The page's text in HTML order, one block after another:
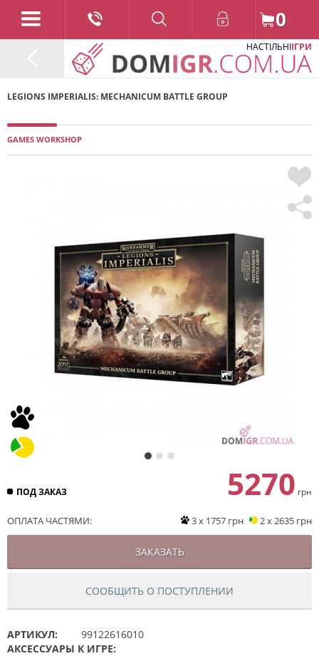
0
НАСТІЛЬНІІГРИ
LEGIONS IMPERIALIS: MECHANICUM BATTLE GROUP
GAMES WORKSHOP
ПОД ЗАКАЗ 5270 грн
ОПЛАТА ЧАСТЯМИ: 3 x 1757 грн 2 x 2635 грн
ЗАКАЗАТЬ
СООБЩИТЬ О ПОСТУПЛЕНИИ
АРТИКУЛ:
99122616010
АКСЕССУАРЫ К ИГРЕ: